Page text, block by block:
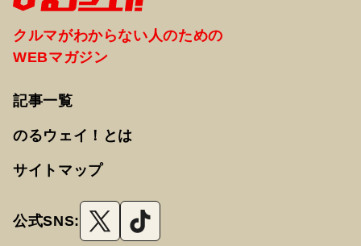
クルマがわからない人のための
WEBマガジン
記事一覧
のるウェイ！とは
サイトマップ
公式SNS: